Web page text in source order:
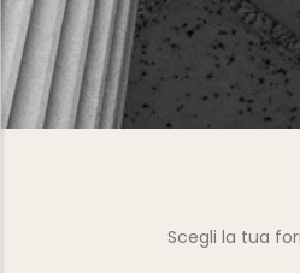
Scegli la tua